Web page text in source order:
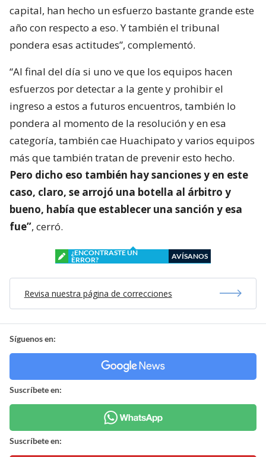
capital, han hecho un esfuerzo bastante grande este
año con respecto a eso. Y también el tribunal
pondera esas actitudes”, complementó.
“Al final del día si uno ve que los equipos hacen
esfuerzos por detectar a la gente y prohibir el
ingreso a estos a futuros encuentros, también lo
pondera al momento de la resolución y en esa
categoría, también cae Huachipato y varios equipos
más que también tratan de prevenir esto hecho.
Pero dicho eso también hay sanciones y en este
caso, claro, se arrojó una botella al árbitro y
bueno, había que establecer una sanción y esa
fue”, cerró.
¿ENCONTRASTE UN
ERROR?
AVÍSANOS
Revisa nuestra página de correcciones
Síguenos en:
Suscríbete en:
Suscríbete en: